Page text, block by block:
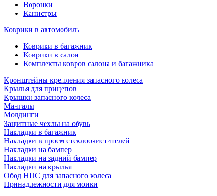
Воронки
Канистры
Коврики в автомобиль
Коврики в багажник
Коврики в салон
Комплекты ковров салона и багажника
Кронштейны крепления запасного колеса
Крылья для прицепов
Крышки запасного колеса
Мангалы
Молдинги
Защитные чехлы на обувь
Накладки в багажник
Накладки в проем стеклоочистителей
Накладки на бампер
Накладки на задний бампер
Накладки на крылья
Обод НПС для запасного колеса
Принадлежности для мойки